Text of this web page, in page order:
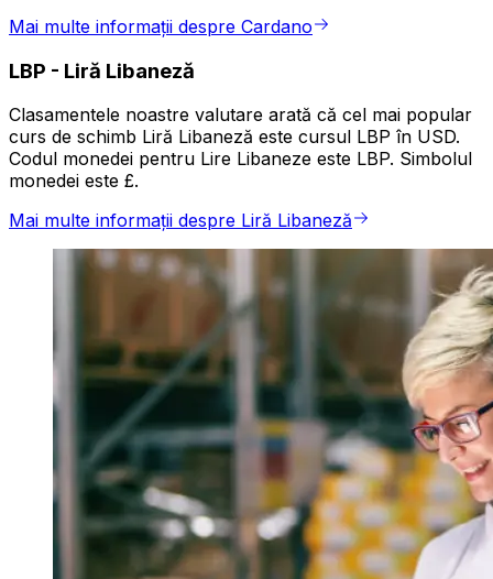
Mai multe informații despre Cardano
LBP - Liră Libaneză
Clasamentele noastre valutare arată că cel mai popular
curs de schimb Liră Libaneză este cursul LBP în USD.
Codul monedei pentru Lire Libaneze este LBP. Simbolul
monedei este £.
Mai multe informații despre Liră Libaneză